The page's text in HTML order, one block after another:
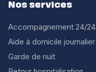
Nos services
Accompagnement 24/24
Aide à domicile journalier
Garde de nuit